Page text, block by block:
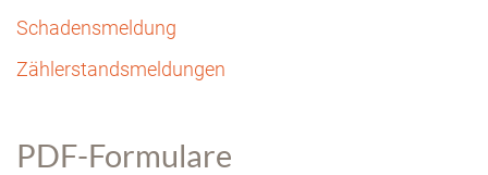
Schadensmeldung
Zählerstandsmeldungen
PDF-Formulare